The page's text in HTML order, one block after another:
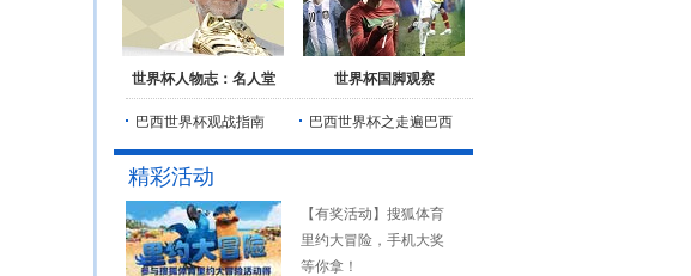
世界杯人物志：名人堂 世界杯国脚观察
巴西世界杯观战指南 巴西世界杯之走遍巴西
精彩活动
【有奖活动】搜狐体育
里约大冒险，手机大奖
等你拿！